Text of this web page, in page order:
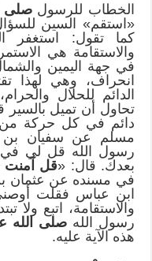
الخطاب للرسول صلى
«استقم» السين
كما تقول: استغفر
والاستقامة هي
في جهة اليمين
انحراف، وهي لهذا
الدائم للحلال
تحاول أن تميل بالسير
دائم في كل حركة
مسلم عن سفيان بن
رسول الله قل لي في
بعدك. قال: «قل آمنت
في مسنده عن عثمان
ابن عباس فقلت
والاستقامة، اتبع
رسول الله صلى الله
هذه الآية عليه.